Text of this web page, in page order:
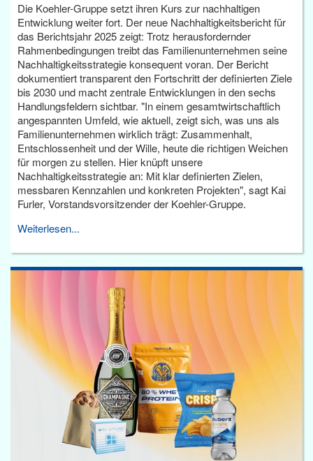
Die Koehler-Gruppe setzt ihren Kurs zur nachhaltigen
Entwicklung weiter fort. Der neue Nachhaltigkeitsbericht für
das Berichtsjahr 2025 zeigt: Trotz herausfordernder
Rahmenbedingungen treibt das Familienunternehmen seine
Nachhaltigkeitsstrategie konsequent voran. Der Bericht
dokumentiert transparent den Fortschritt der definierten Ziele
bis 2030 und macht zentrale Entwicklungen in den sechs
Handlungsfeldern sichtbar. "In einem gesamtwirtschaftlich
angespannten Umfeld, wie aktuell, zeigt sich, was uns als
Familienunternehmen wirklich trägt: Zusammenhalt,
Entschlossenheit und der Wille, heute die richtigen Weichen
für morgen zu stellen. Hier knüpft unsere
Nachhaltigkeitsstrategie an: Mit klar definierten Zielen,
messbaren Kennzahlen und konkreten Projekten", sagt Kai
Furler, Vorstandsvorsitzender der Koehler-Gruppe.
Weiterlesen...